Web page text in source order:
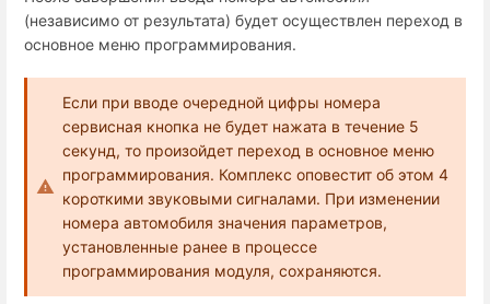
(независимо от результата) будет осуществлен переход в
основное меню программирования.
Если при вводе очередной цифры номера
сервисная кнопка не будет нажата в течение 5
секунд, то произойдет переход в основное меню
программирования. Комплекс оповестит об этом 4
короткими звуковыми сигналами. При изменении
номера автомобиля значения параметров,
установленные ранее в процессе
программирования модуля, сохраняются.